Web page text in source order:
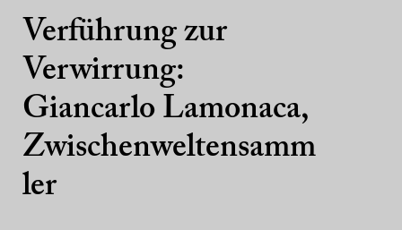
Verführung zur
Verwirrung:
Giancarlo Lamonaca,
Zwischenweltensamm
ler